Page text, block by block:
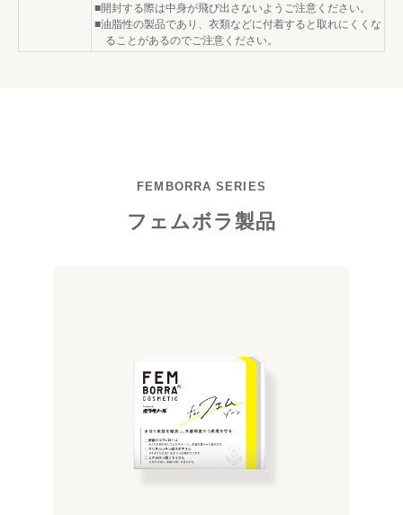
■開封する際は中身が飛び出さないようご注意ください。
■油脂性の製品であり、衣類などに付着すると取れにくくな
ることがあるのでご注意ください。
FEMBORRA SERIES
フェムボラ製品